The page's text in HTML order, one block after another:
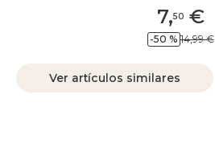
7,50€
-50 % 14,99 €
Ver artículos similares